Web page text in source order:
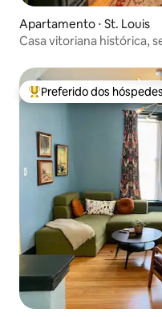
Apartamento ⋅ St. Louis
Casa vitoriana histórica,
Entre os melhores
Preferido dos hóspedes